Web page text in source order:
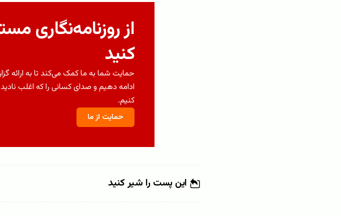
از روزنامه‌نگاری
کنید
حمایت شما به ما کمک می‌کند تا به ارائه
ادامه دهیم و صدای کسانی را که اغلب
کنیم.
حمایت از ما
این پست را شیر کنید